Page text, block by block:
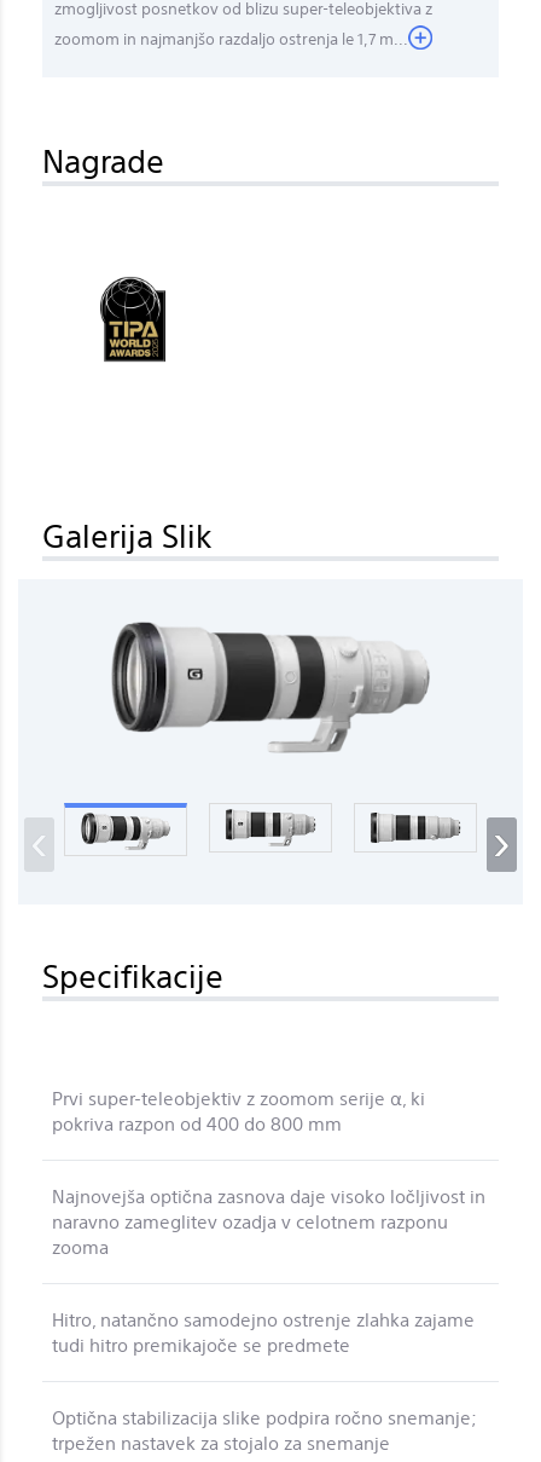
zmogljivost posnetkov od blizu super-teleobjektiva z
zoomom in najmanjšo razdaljo ostrenja le 1,7 m...
Nagrade
Galerija Slik
‹ ›
Specifikacije
Prvi super-teleobjektiv z zoomom serije α, ki
pokriva razpon od 400 do 800 mm
Najnovejša optična zasnova daje visoko ločljivost in
naravno zameglitev ozadja v celotnem razponu
zooma
Hitro, natančno samodejno ostrenje zlahka zajame
tudi hitro premikajoče se predmete
Optična stabilizacija slike podpira ročno snemanje;
trpežen nastavek za stojalo za snemanje